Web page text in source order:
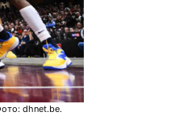
dhnet.be.